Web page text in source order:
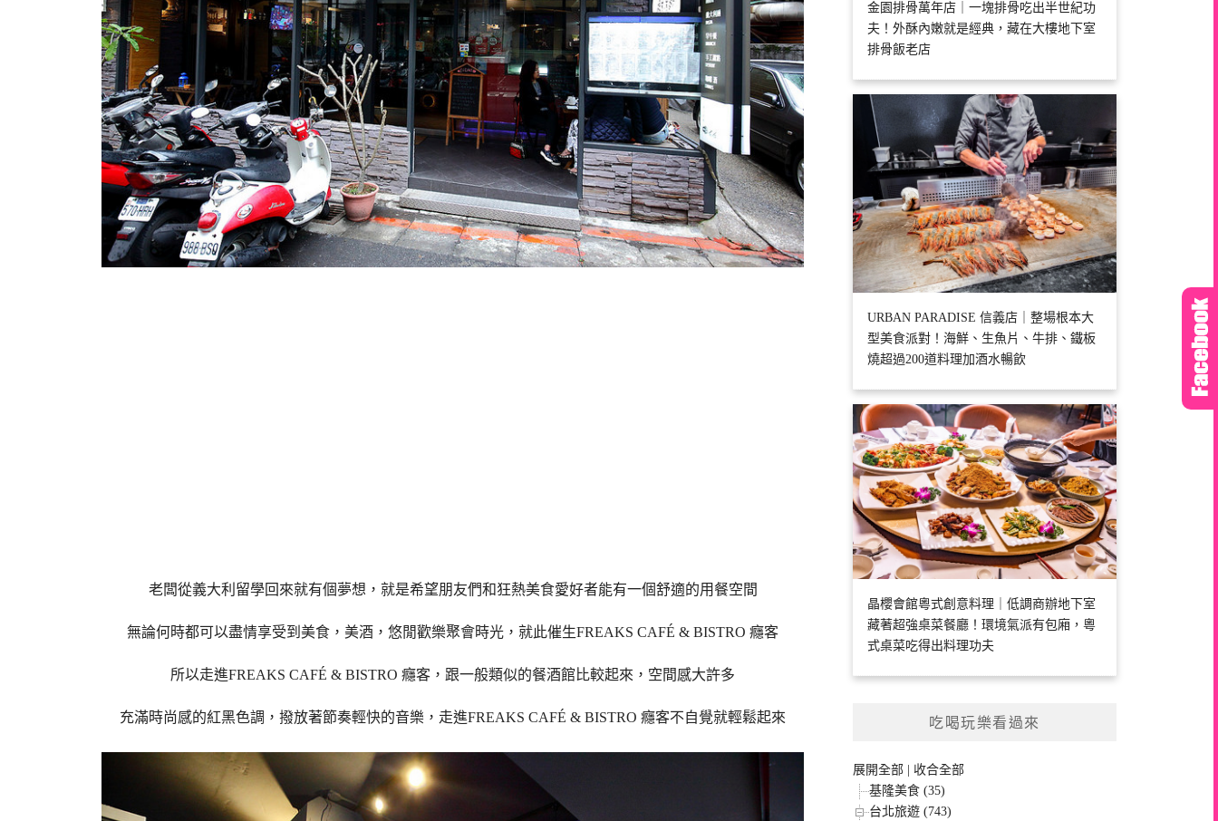
老闆從義大利留學回來就有個夢想，就是希望朋友們和狂熱美食愛好者能有一個舒適的用餐空間
無論何時都可以盡情享受到美食，美酒，悠閒歡樂聚會時光，就此催生FREAKS CAFÉ & BISTRO 癮客
所以走進FREAKS CAFÉ & BISTRO 癮客，跟一般類似的餐酒館比較起來，空間感大許多
充滿時尚感的紅黑色調，撥放著節奏輕快的音樂，走進FREAKS CAFÉ & BISTRO 癮客不自覺就輕鬆起來
金園排骨萬年店｜一塊排骨吃出半世紀功
夫！外酥內嫩就是經典，藏在大樓地下室
排骨飯老店
URBAN PARADISE 信義店｜整場根本大
型美食派對！海鮮、生魚片、牛排、鐵板
燒超過200道料理加酒水暢飲
晶櫻會館粵式創意料理｜低調商辦地下室
藏著超強桌菜餐廳！環境氣派有包廂，粵
式桌菜吃得出料理功夫
吃喝玩樂看過來
展開全部
收合全部
基隆美食 (35)
台北旅遊 (743)